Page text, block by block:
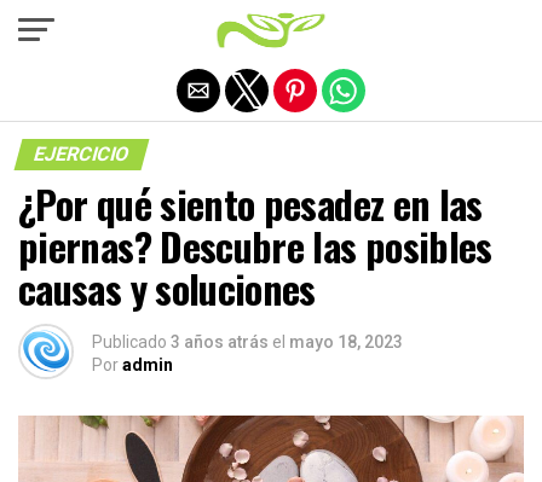
EJERCICIO
¿Por qué siento pesadez en las
piernas? Descubre las posibles
causas y soluciones
Publicado 3 años atrás el mayo 18, 2023
Poradmin
Salir de la versión móvil